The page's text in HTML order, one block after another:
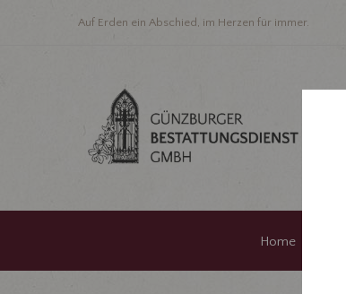
Auf Erden ein Abschied, im Herzen für immer.
Home